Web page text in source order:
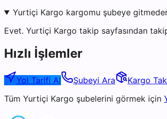
Yurtiçi Kargo kargomu şubeye
Evet. Yurtiçi Kargo takip sayfasından
Hızlı İşlemler
Yol Tarifi Al Şubeyi Ara
Kargo
Tüm Yurtiçi Kargo şubelerini görmek için